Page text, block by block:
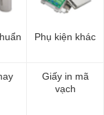
Phụ kiện khác
Giấy in mã
vạch